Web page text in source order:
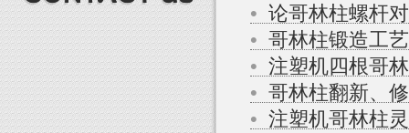
• 论哥林柱螺杆
• 哥林柱锻造工
• 注塑机四根哥
• 哥林柱翻新、
• 注塑机哥林柱